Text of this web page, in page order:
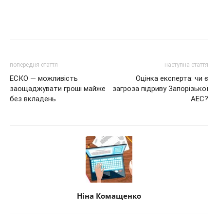
попередня стаття
ЕСКО — можливість
заощаджувати гроші майже
без вкладень
наступна стаття
Оцінка експерта: чи є
загроза підриву Запорізької
АЕС?
Ніна Комащенко